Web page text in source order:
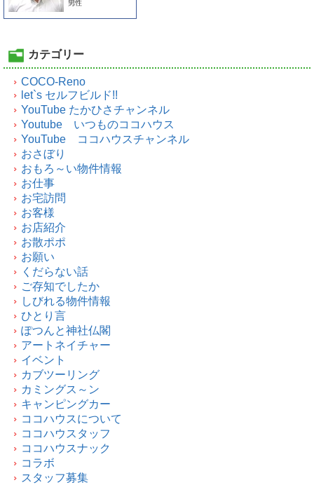
カテゴリー
COCO-Reno
let`s セルフビルド!!
YouTube たかひさチャンネル
Youtube いつものココハウス
YouTube ココハウスチャンネル
おさぼり
おもろ～い物件情報
お仕事
お宅訪問
お客様
お店紹介
お散ポポ
お願い
くだらない話
ご存知でしたか
しびれる物件情報
ひとり言
ぽつんと神社仏閣
アートネイチャー
イベント
カブツーリング
カミングス～ン
キャンピングカー
ココハウスについて
ココハウスタッフ
ココハウスナック
コラボ
スタッフ募集